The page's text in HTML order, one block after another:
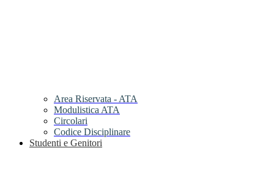
Area Riservata - ATA
Modulistica ATA
Circolari
Codice Disciplinare
Studenti e Genitori